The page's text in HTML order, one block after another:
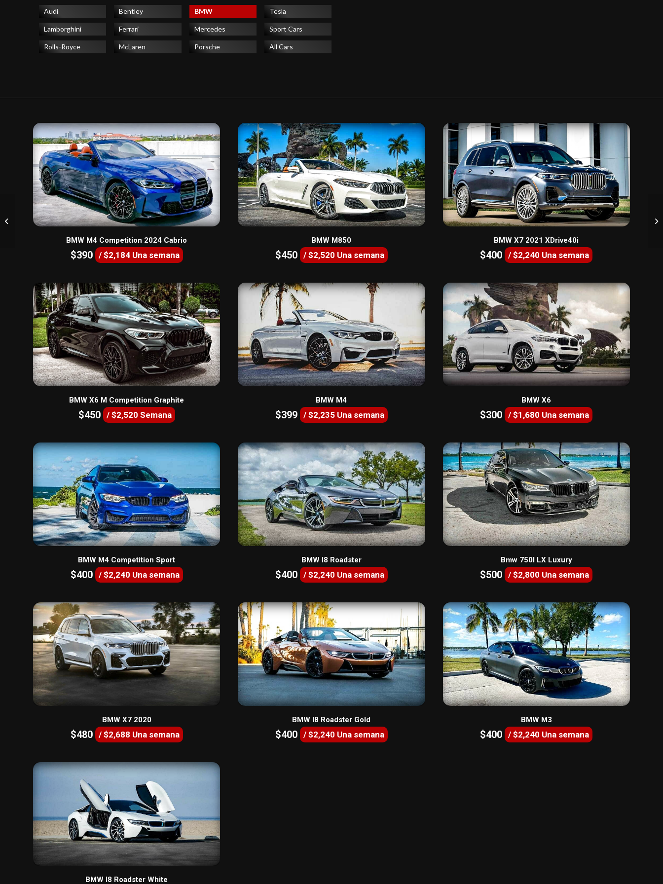
Audi
Lamborghini
Rolls-Royce
Bentley
Ferrari
McLaren
BMW
Mercedes
Porsche
Tesla
Sport Cars
All Cars
BMW M4 Competition 2024 Cabrio
$390 / $2,184 Una semana
BMW M850
$450 / $2,520 Una semana
BMW X7 2021 XDrive40i
$400 / $2,240 Una semana
BMW X6 M Competition Graphite
$450 / $2,520 Semana
BMW M4
$399 / $2,235 Una semana
BMW X6
$300 / $1,680 Una semana
BMW M4 Competition Sport
$400 / $2,240 Una semana
BMW I8 Roadster
$400 / $2,240 Una semana
Bmw 750I LX Luxury
$500 / $2,800 Una semana
BMW X7 2020
$480 / $2,688 Una semana
BMW I8 Roadster Gold
$400 / $2,240 Una semana
BMW M3
$400 / $2,240 Una semana
BMW I8 Roadster White
Lamborghini URUS
Yellow